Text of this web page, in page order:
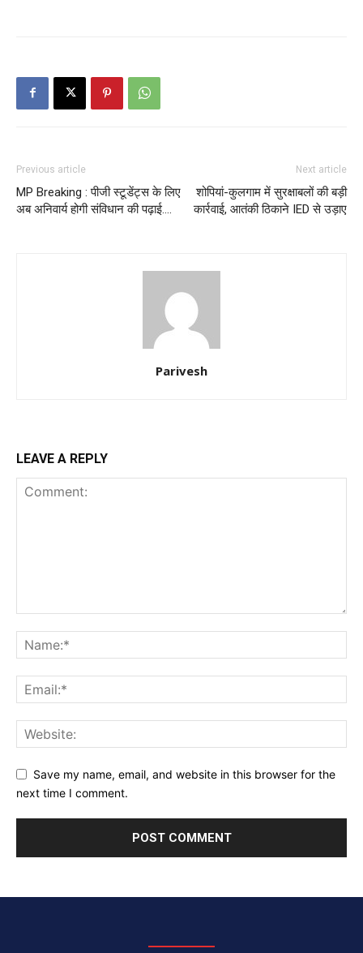
Previous article
MP Breaking : पीजी स्टूडेंट्स के लिए
अब अनिवार्य होगी संविधान की पढ़ाई….
Next article
शोपियां-कुलगाम में सुरक्षाबलों की बड़ी
कार्रवाई, आतंकी ठिकाने IED से उड़ाए
Parivesh
LEAVE A REPLY
Save my name, email, and website in this browser for the
next time I comment.